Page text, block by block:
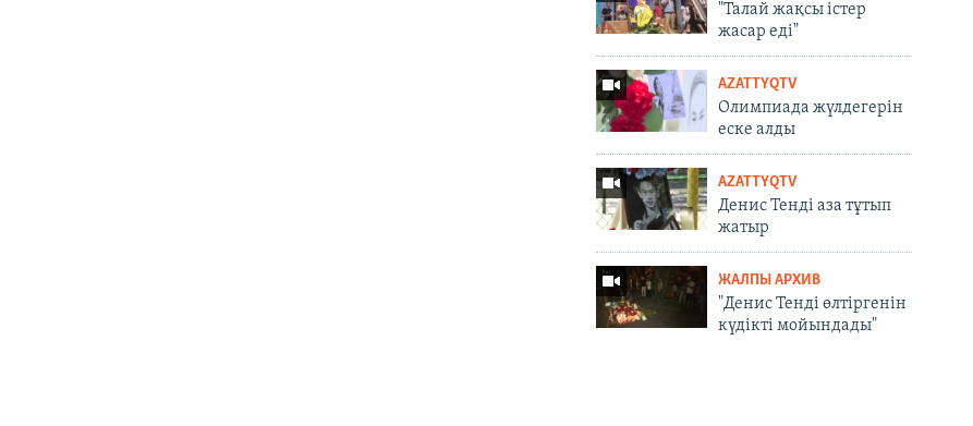
"Талай жақсы істер
жасар еді"
AZATTYQTV
Олимпиада жүлдегерін
еске алды
AZATTYQTV
Денис Тенді аза тұтып
жатыр
ЖАЛПЫ АРХИВ
"Денис Тенді өлтіргенін
күдікті мойындады"